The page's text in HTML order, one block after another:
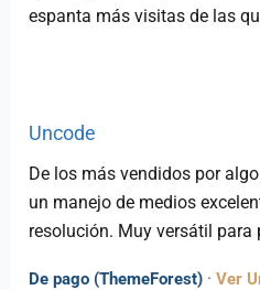
espanta más visitas de las
Uncode
De los más vendidos por
un manejo de medios
resolución. Muy versátil
De pago (ThemeForest) ·Ver